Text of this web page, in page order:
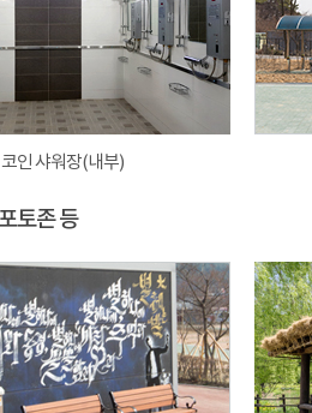
코인 샤워장(내부)
토존 등